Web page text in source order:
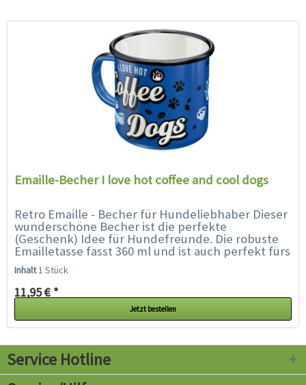
Emaille-Becher I love hot coffee and cool dogs
Retro Emaille - Becher für Hundeliebhaber Dieser
wunderschöne Becher ist die perfekte
(Geschenk) Idee für Hundefreunde. Die robuste
Emailletasse fasst 360 ml und ist auch perfekt fürs
Camping geeignet. Alle...
Inhalt1 Stück
11,95 € *
Jetzt bestellen
Service Hotline